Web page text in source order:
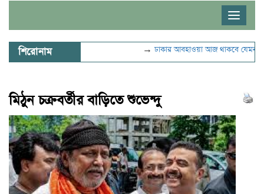
Toggle
শিরোনাম →ঢাকার আবহাওয়া আজ থাকবে যেমন→
মিঠুন চক্রবর্তীর বাড়িতে শুভেন্দু